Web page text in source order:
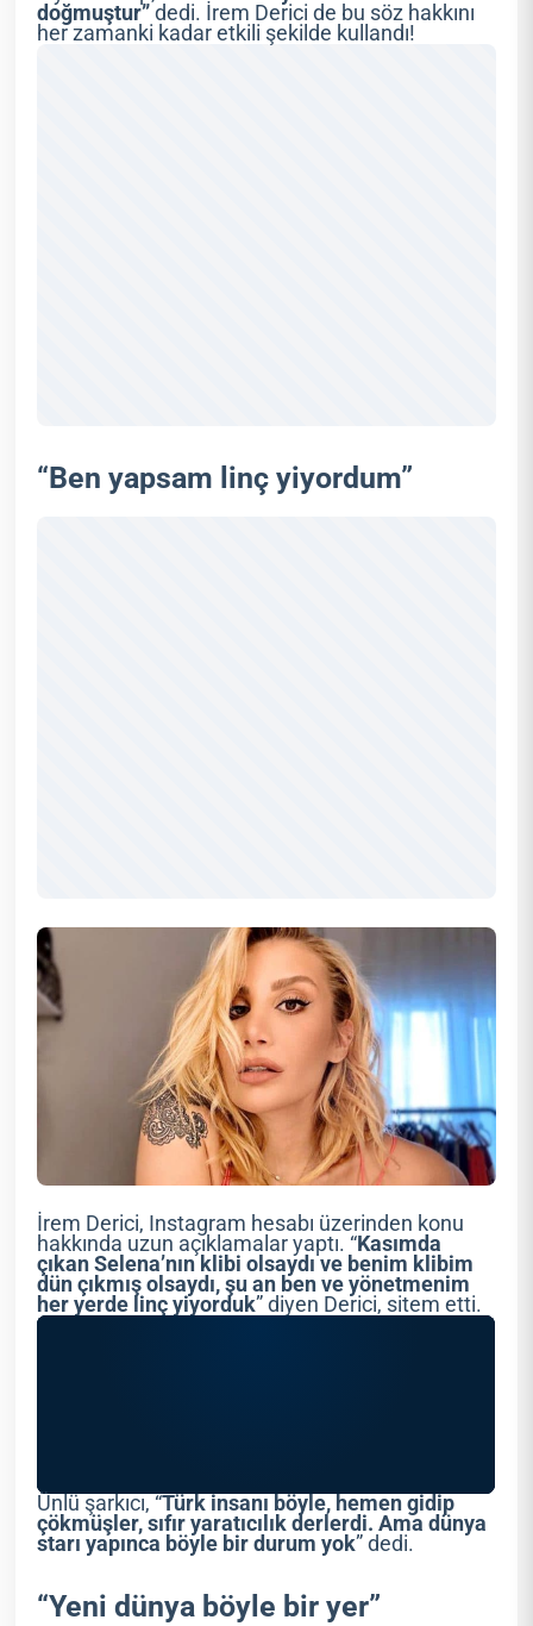
doğmuştur”dedi. İrem Derici de bu söz hakkını
her zamanki kadar etkili şekilde kullandı!
“Ben yapsam linç yiyordum”
İrem Derici, Instagram hesabı üzerinden konu
hakkında uzun açıklamalar yaptı. “Kasımda
çıkan Selena’nın klibi olsaydı ve benim klibim
dün çıkmış olsaydı, şu an ben ve yönetmenim
her yerde linç yiyorduk” diyen Derici, sitem etti.
Ünlü şarkıcı, “Türk insanı böyle, hemen gidip
çökmüşler, sıfır yaratıcılık derlerdi. Ama dünya
starı yapınca böyle bir durum yok” dedi.
“Yeni dünya böyle bir yer”